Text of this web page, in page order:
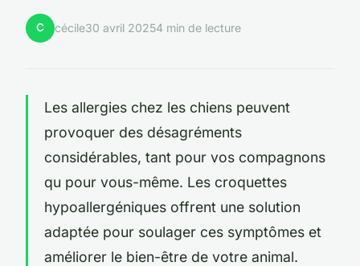
C cécile30 avril 20254 min de lecture
Les allergies chez les chiens peuvent
provoquer des désagréments
considérables, tant pour vos compagnons
qu pour vous-même. Les croquettes
hypoallergéniques offrent une solution
adaptée pour soulager ces symptômes et
améliorer le bien-être de votre animal.